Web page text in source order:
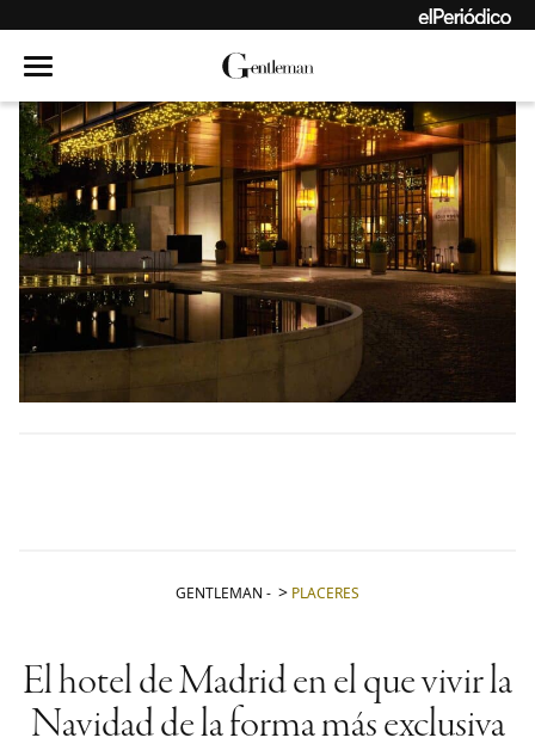
GENTLEMAN - PLACERES
El hotel de Madrid en el que vivir la
Navidad de la forma más exclusiva